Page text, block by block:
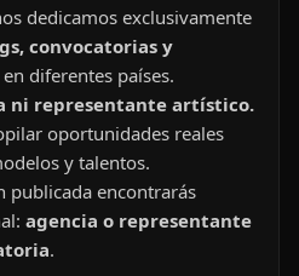
dedicamos exclusivamente
convocatorias y
diferentes países.
ni representante artístico.
oportunidades reales
y talentos.
publicada encontrarás
agencia o representante
.